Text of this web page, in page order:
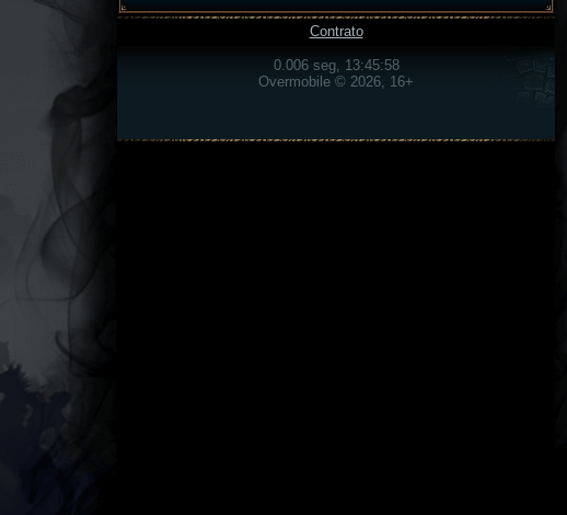
Contrato
0.006 seg, 13:45:58
Overmobile © 2026, 16+